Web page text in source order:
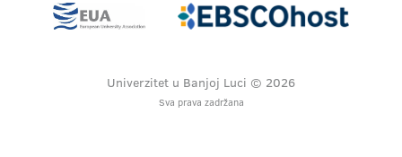
Univerzitet u Banjoj Luci © 2026
Sva prava zadržana